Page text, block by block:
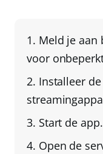
Meld je aan
voor
Installeer de
Start de app.
Open de